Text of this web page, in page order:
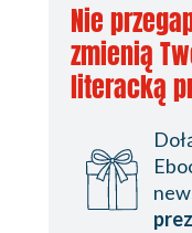
Nie
zmienią
literacką